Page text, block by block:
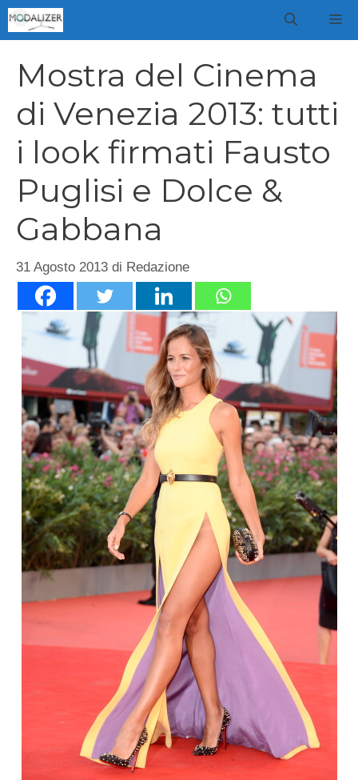
Vai
al
Mostra del Cinema
di Venezia 2013: tutti
i look firmati Fausto
Puglisi e Dolce &
Gabbana
31 Agosto 2013 di Redazione